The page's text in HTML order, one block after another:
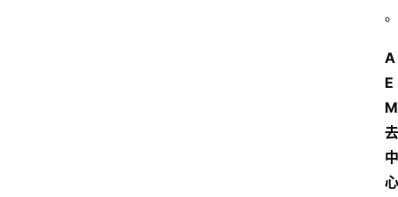
。
A
E
M
去
中
心